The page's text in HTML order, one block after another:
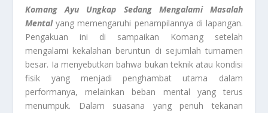
Komang Ayu Ungkap Sedang Mengalami Masalah
Mentalyang memengaruhi penampilannya di lapangan.
Pengakuan ini di sampaikan Komang setelah
mengalami kekalahan beruntun di sejumlah turnamen
besar. Ia menyebutkan bahwa bukan teknik atau kondisi
fisik yang menjadi penghambat utama dalam
performanya, melainkan beban mental yang terus
menumpuk. Dalam suasana yang penuh tekanan